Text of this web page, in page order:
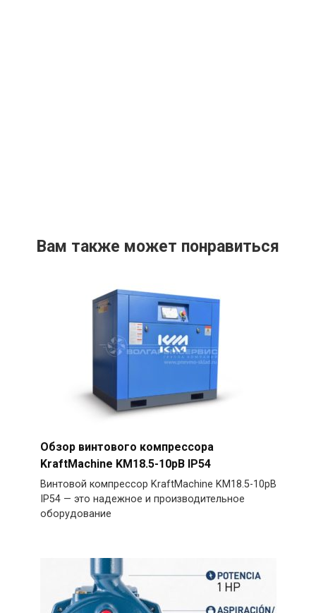
Вам также может понравиться
Обзор винтового компрессора
KraftMachine KM18.5-10рВ IP54
Винтовой компрессор KraftMachine KM18.5-10рВ
IP54 — это надежное и производительное
оборудование